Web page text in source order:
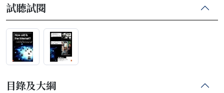
試聽試閱
目錄及大綱